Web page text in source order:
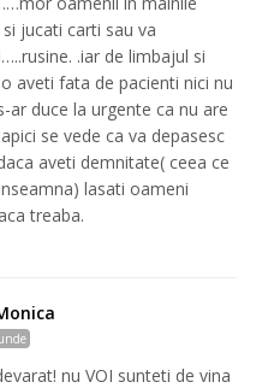
jucati carti sau va
.iar de limbajul si
aveti fata de pacienti nici nu
ar duce la urgente ca nu are
se vede ca va depasesc
aveti demnitate( ceea ce
lasati oameni
treaba.
nu VOI sunteti de vina